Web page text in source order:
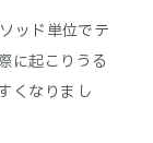
ッド単位でテ
に起こりうる
くなりまし